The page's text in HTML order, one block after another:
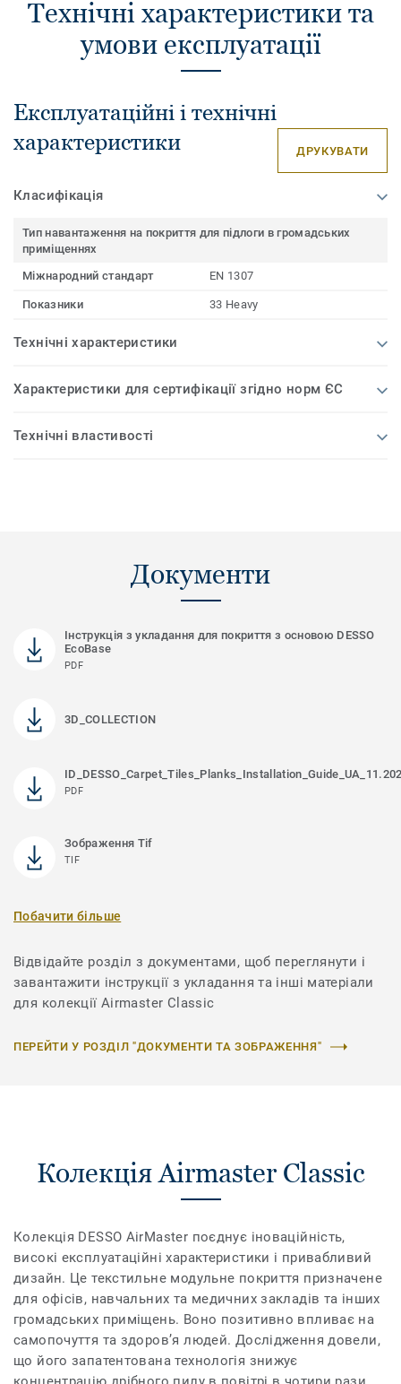
Технічні характеристики та
умови експлуатації
Експлуатаційні і технічні
характеристики
ДРУКУВАТИ
Класифікація
Тип навантаження на покриття для підлоги в громадських
приміщеннях
Міжнародний стандарт
EN 1307
Показники 33 Heavy
Технічні характеристики
Характеристики для сертифікації згідно норм ЄС
Технічні властивості
Документи
Інструкція з укладання для покриття з основою DESSO
EcoBase
PDF
3D_COLLECTION
PDF
Зображення Tif
TIF
Побачити більше
Відвідайте розділ з документами, щоб переглянути і
завантажити інструкції з укладання та інші матеріали
для колекції Airmaster Classic
ПЕРЕЙТИ У РОЗДІЛ "ДОКУМЕНТИ ТА ЗОБРАЖЕННЯ"
Колекція Airmaster Classic
Колекція DESSO AirMaster поєднує іноваційність,
високі експлуатаційні характеристики і привабливий
дизайн. Це текстильне модульне покриття призначене
для офісів, навчальних та медичних закладів та інших
громадських приміщень. Воно позитивно впливає на
самопочуття та здоров’я людей. Дослідження довели,
що його запатентована технологія знижує